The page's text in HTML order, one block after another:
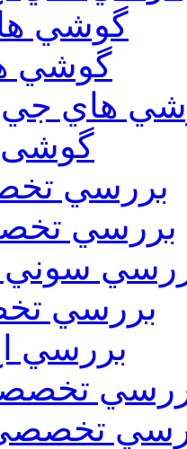
گوشي
گوشي
هاي جي
گوشی
بررسي
بررسي
سوني
بررسي
بررسي